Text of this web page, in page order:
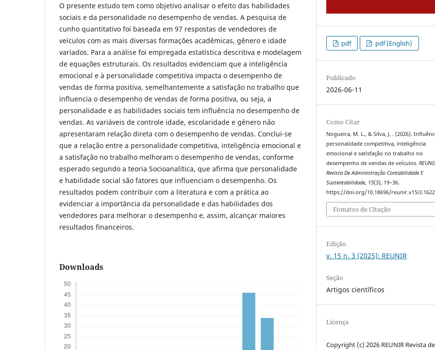
O presente estudo tem como objetivo analisar o efeito das habilidades
sociais e da personalidade no desempenho de vendas. A pesquisa de
cunho quantitativo foi baseada em 97 respostas de vendedores de
veículos com as mais diversas formações acadêmicas, gênero e idade
variados. Para a análise foi empregada estatística descritiva e modelagem
de equações estruturais. Os resultados evidenciam que a inteligência
emocional e à personalidade competitiva impacta o desempenho de
vendas de forma positiva, semelhantemente a satisfação no trabalho que
influencia o desempenho de vendas de forma positiva, ou seja, a
personalidade e as habilidades sociais tem influência no desempenho de
vendas. As variáveis de controle idade, escolaridade e gênero não
apresentaram relação direta com o desempenho de vendas. Conclui-se
que a relação entre a personalidade competitiva, inteligência emocional e
a satisfação no trabalho melhoram o desempenho de vendas, conforme
esperado segundo a teoria Socioanalítica, que afirma que personalidade
e habilidade social são fatores que influenciam o desempenho. Os
resultados podem contribuir com a literatura e com a prática ao
evidenciar a importância da personalidade e das habilidades dos
vendedores para melhorar o desempenho e, assim, alcançar maiores
resultados financeiros.
Downloads
pdf pdf (English)
Publicado
2026-06-11
Como Citar
Nogueira, M. L., & Silva, J. . (2026).
personalidade competitiva, inteligência
emocional e satisfação no trabalho no
desempenho de vendas de veículos.
Revista De Administração Contabilidade E
Sustentabilidade, 15(3), 19–36.
https://doi.org/10.18696/reunir.v15i3.1622
Fomatos de Citação
Edição
v. 15 n. 3 (2025): REUNIR
Seção
Artigos científicos
Licença
Copyright (c) 2026 REUNIR Revista de